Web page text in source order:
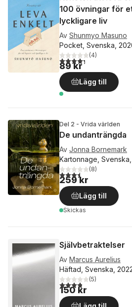
100 övningar för
lyckligare liv
Av Shunmyo Masuno
Pocket, Svenska,
4,3utav 5 stjärnor.
(4)
89 kr
Lägg till
Del 2 - Vrida världen
De undanträngda
Av Jonna Bornemark
Kartonnage,
3,5utav 5 stjärnor.
(8)
259 kr
Lägg till
Skickas
Självbetraktelser
Av Marcus Aurelius
Häftad, Svenska,
3,8utav 5 stjärnor.
(5)
150 kr